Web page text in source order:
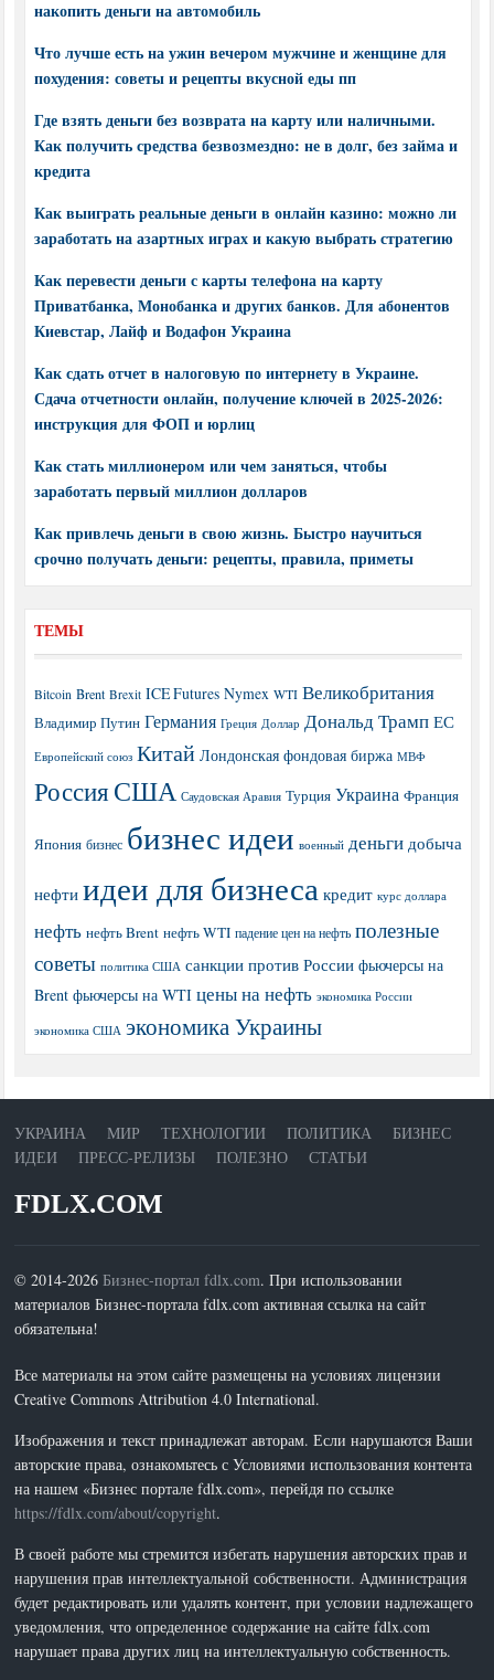
накопить деньги на автомобиль
Что лучше есть на ужин вечером мужчине и женщине для
похудения: советы и рецепты вкусной еды пп
Где взять деньги без возврата на карту или наличными.
Как получить средства безвозмездно: не в долг, без займа и
кредита
Как выиграть реальные деньги в онлайн казино: можно ли
заработать на азартных играх и какую выбрать стратегию
Как перевести деньги с карты телефона на карту
Приватбанка, Монобанка и других банков. Для абонентов
Киевстар, Лайф и Водафон Украина
Как сдать отчет в налоговую по интернету в Украине.
Сдача отчетности онлайн, получение ключей в 2025-2026:
инструкция для ФОП и юрлиц
Как стать миллионером или чем заняться, чтобы
заработать первый миллион долларов
Как привлечь деньги в свою жизнь. Быстро научиться
срочно получать деньги: рецепты, правила, приметы
ТЕМЫ
Bitcoin Brent Brexit ICE Futures Nymex WTI Великобритания
Владимир Путин Германия Греция Доллар Дональд Трамп ЕС
Европейский союз Китай Лондонская фондовая биржа МВФ
РоссияСША Саудовская Аравия Турция Украина Франция
Япония бизнес бизнес идеи военный деньги добыча
нефти идеи для бизнеса кредит курс доллара
нефть нефть Brent нефть WTI падение цен на нефть полезные
советы политика США санкции против России фьючерсы на
Brent фьючерсы на WTI цены на нефть экономика России
экономика США экономика Украины
УКРАИНА МИР ТЕХНОЛОГИИ ПОЛИТИКА
БИЗНЕС
ИДЕИ
ПРЕСС-РЕЛИЗЫ ПОЛЕЗНО СТАТЬИ
FDLX.COM
© 2014-2026Бизнес-портал fdlx.com. При использовании
материалов Бизнес-портала fdlx.com активная ссылка на сайт
обязательна!
Все материалы на этом сайте размещены на условиях лицензии
Creative Commons Attribution 4.0 International.
Изображения и текст принадлежат авторам. Если нарушаются Ваши
авторские права, ознакомьтесь с Условиями использования контента
на нашем «Бизнес портале fdlx.com», перейдя по ссылке
https://fdlx.com/about/copyright.
В своей работе мы стремится избегать нарушения авторских прав и
нарушения прав интеллектуальной собственности. Администрация
будет редактировать или удалять контент, при условии надлежащего
уведомления, что определенное содержание на сайте fdlx.com
нарушает права других лиц на интеллектуальную собственность.